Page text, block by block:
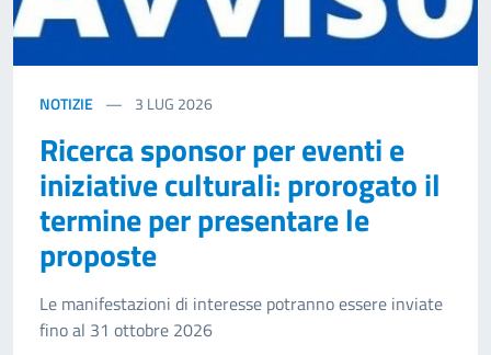
NOTIZIE 3 LUG 2026
Ricerca sponsor per eventi e
iniziative culturali: prorogato il
termine per presentare le
proposte
Le manifestazioni di interesse potranno essere inviate
fino al 31 ottobre 2026